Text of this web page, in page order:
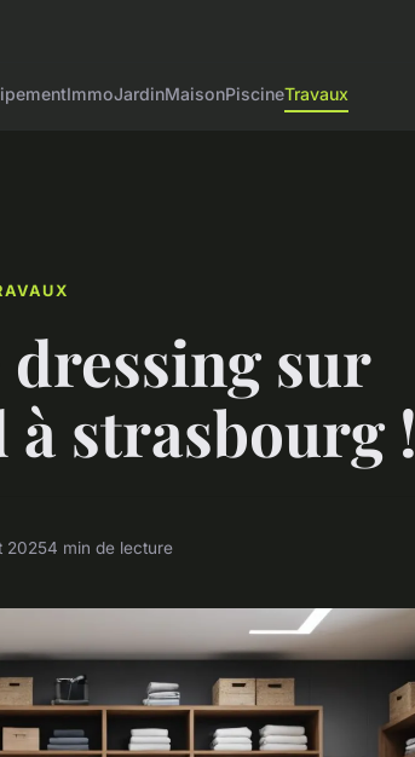
ImmoJardinMaisonPiscineTravaux
dressing sur
à strasbourg !
20254 min de lecture